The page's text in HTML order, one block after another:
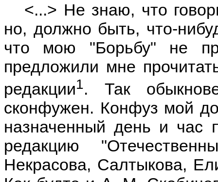
<...> Не знаю, что
но, должно быть, что-
что мою "Борьбу" не
предложили мне
редакции1. Так
сконфужен. Конфуз мой
назначенный день и час
редакцию
Некрасова, Салтыкова,